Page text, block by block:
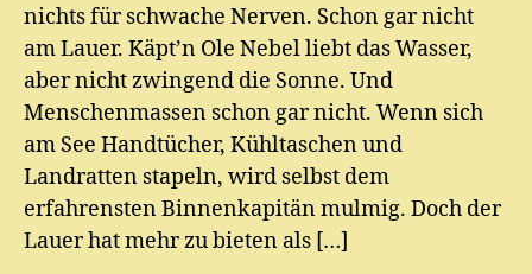
nichts für schwache Nerven. Schon gar nicht
am Lauer. Käpt’n Ole Nebel liebt das Wasser,
aber nicht zwingend die Sonne. Und
Menschenmassen schon gar nicht. Wenn sich
am See Handtücher, Kühltaschen und
Landratten stapeln, wird selbst dem
erfahrensten Binnenkapitän mulmig. Doch der
Lauer hat mehr zu bieten als […]